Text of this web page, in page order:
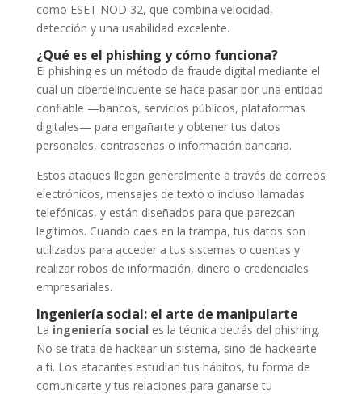
como ESET NOD 32, que combina velocidad,
detección y una usabilidad excelente.
¿Qué es el phishing y cómo funciona?
El phishing es un método de fraude digital mediante el
cual un ciberdelincuente se hace pasar por una entidad
confiable —bancos, servicios públicos, plataformas
digitales— para engañarte y obtener tus datos
personales, contraseñas o información bancaria.
Estos ataques llegan generalmente a través de correos
electrónicos, mensajes de texto o incluso llamadas
telefónicas, y están diseñados para que parezcan
legítimos. Cuando caes en la trampa, tus datos son
utilizados para acceder a tus sistemas o cuentas y
realizar robos de información, dinero o credenciales
empresariales.
Ingeniería social: el arte de manipularte
La ingeniería social es la técnica detrás del phishing.
No se trata de hackear un sistema, sino de hackearte
a ti. Los atacantes estudian tus hábitos, tu forma de
comunicarte y tus relaciones para ganarse tu